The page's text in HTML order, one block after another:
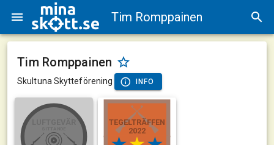
Tim Romppainen
Tim Romppainen
Skultuna Skytteförening INFO
TEGELTRÄFFEN
2022